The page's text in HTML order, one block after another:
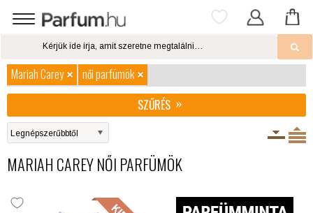
Mariah Carey
női parfümök
SZŰRÉS
MARIAH CAREY NŐI PARFÜMÖK